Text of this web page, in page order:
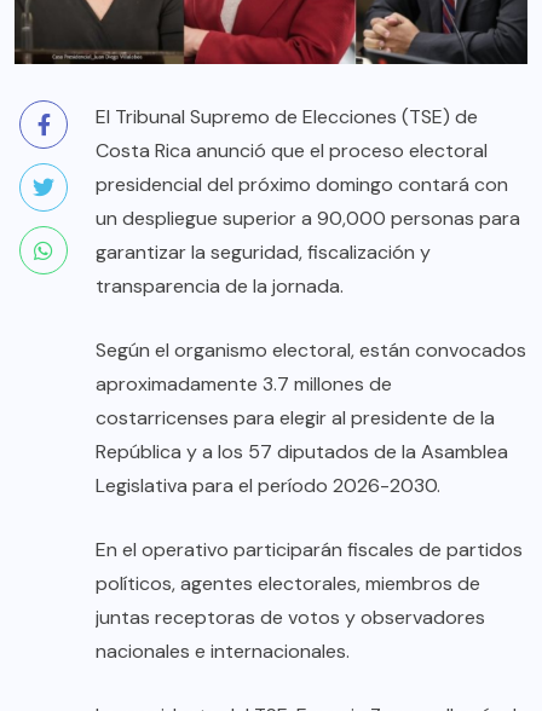
El Tribunal Supremo de Elecciones (TSE) de
Costa Rica anunció que el proceso electoral
presidencial del próximo domingo contará con
un despliegue superior a 90,000 personas para
garantizar la seguridad, fiscalización y
transparencia de la jornada.
Según el organismo electoral, están convocados
aproximadamente 3.7 millones de
costarricenses para elegir al presidente de la
República y a los 57 diputados de la Asamblea
Legislativa para el período 2026-2030.
En el operativo participarán fiscales de partidos
políticos, agentes electorales, miembros de
juntas receptoras de votos y observadores
nacionales e internacionales.